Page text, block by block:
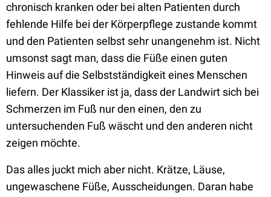
chronisch kranken oder bei alten Patienten durch
fehlende Hilfe bei der Körperpflege zustande kommt
und den Patienten selbst sehr unangenehm ist. Nicht
umsonst sagt man, dass die Füße einen guten
Hinweis auf die Selbstständigkeit eines Menschen
liefern. Der Klassiker ist ja, dass der Landwirt sich bei
Schmerzen im Fuß nur den einen, den zu
untersuchenden Fuß wäscht und den anderen nicht
zeigen möchte.
Das alles juckt mich aber nicht. Krätze, Läuse,
ungewaschene Füße, Ausscheidungen. Daran habe